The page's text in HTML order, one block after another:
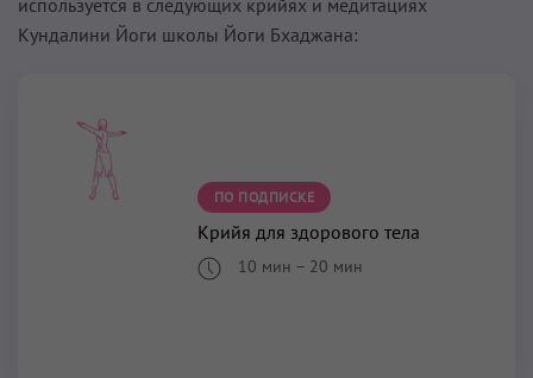
используется в следующих крийях и медитациях
Кундалини Йоги школы Йоги Бхаджана:
ПО ПОДПИСКЕ
Крийя для здорового тела
10 мин – 20 мин